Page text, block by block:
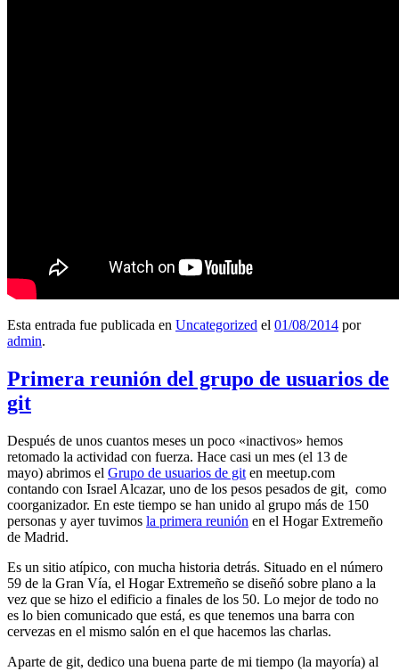
Esta entrada fue publicada en Uncategorized el 01/08/2014 por
admin.
Primera reunión del grupo de usuarios de
git
Después de unos cuantos meses un poco «inactivos» hemos
retomado la actividad con fuerza. Hace casi un mes (el 13 de
mayo) abrimos el Grupo de usuarios de git en meetup.com
contando con Israel Alcazar, uno de los pesos pesados de git, como
coorganizador. En este tiempo se han unido al grupo más de 150
personas y ayer tuvimos la primera reunión en el Hogar Extremeño
de Madrid.
Es un sitio atípico, con mucha historia detrás. Situado en el número
59 de la Gran Vía, el Hogar Extremeño se diseñó sobre plano a la
vez que se hizo el edificio a finales de los 50. Lo mejor de todo no
es lo bien comunicado que está, es que tenemos una barra con
cervezas en el mismo salón en el que hacemos las charlas.
Aparte de git, dedico una buena parte de mi tiempo (la mayoría) al